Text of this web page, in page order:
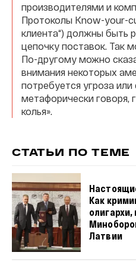
производителями и
Протоколы Know-your-
клиента“) должны быть
цепочку поставок. Так
По-другому можно
внимания некоторых
потребуется угроза или
метафорически говоря,
колья».
СТАТЬИ ПО ТЕМЕ
Как
Латвии